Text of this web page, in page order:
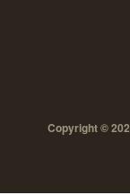
Copyright ©